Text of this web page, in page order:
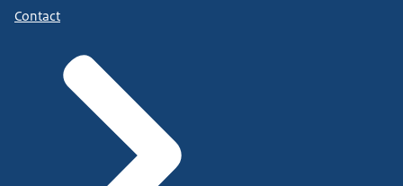
Contact